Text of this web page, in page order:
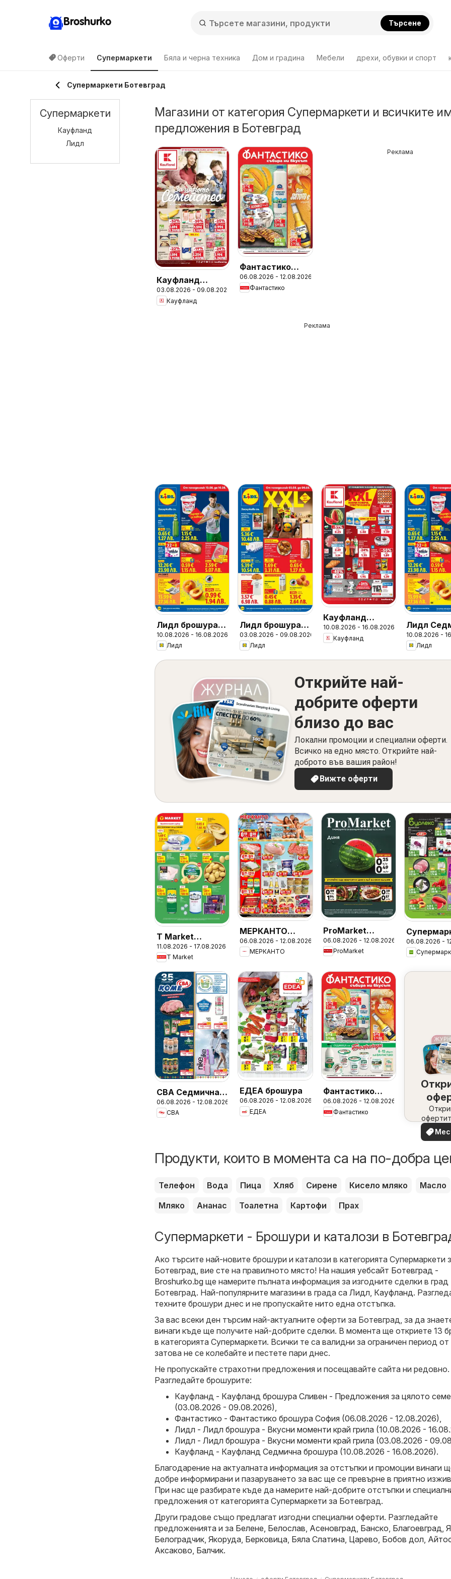
Broshurko Търсене
Оферти Супермаркети Бяла и черна техника Дом и градина Мебели дрехи, обувки и спорт
Супермаркети Ботевград
Магазини от категория Супермаркети и всичките
предложения в Ботевград
Кауфланд
брошура Сливен
- Предложения
03.08.2026 - 09.08.2026
Кауфланд
Фантастико
брошура София
06.08.2026 - 12.08.2026
Фантастико
Реклама
Реклама
Лидл брошура -
Вкусни моменти
край грила
10.08.2026 - 16.08.2026
Лидл
Лидл брошура -
Вкусни моменти
край грила
03.08.2026 - 09.08.2026
Лидл
Кауфланд
Седмична
брошура
10.08.2026 - 16.08.2026
Кауфланд
Лидл
брошура
10.08.2026 -
Лидл
Открийте най-
добрите оферти
близо до вас
Локални промоции и специални оферти.
Всичко на едно място. Открийте най-
доброто във вашия район!
Вижте оферти
T Market
Седмична
брошура
11.08.2026 - 17.08.2026
T Market
МЕРКАНТО
брошура
06.08.2026 - 12.08.2026
МЕРКАНТО
ProMarket
брошура
06.08.2026 - 12.08.2026
ProMarket
Бурлекс
брошура
06.08.2026 -
CBA Седмична
брошура
06.08.2026 - 12.08.2026
CBA
ЕДЕА брошура
06.08.2026 - 12.08.2026
ЕДЕА
Фантастико
Седмична
брошура
06.08.2026 - 12.08.2026
Фантастико
вашия
Продукти, които в момента са на по-добра
Телефон Вода Пица Хляб Сирене Кисело мляко
Масло
Мляко
Ананас Тоалетна Картофи Прах
Супермаркети - Брошури и каталози в
Ако търсите най-новите брошури и каталози в категорията Супермаркети
Ботевград, вие сте на правилното място! На нашия уебсайт Ботевград -
Broshurko.bg ще намерите пълната информация за изгодните сделки в град
Ботевград. Най-популярните магазини в града са Лидл Кауфланд.
техните брошури днес и не пропускайте нито една отстъпка.
За вас всеки ден търсим най-актуалните оферти за Ботевград, за да
винаги къде ще получите най-добрите сделки. В момента ще откриете 13
в категорията Супермаркети. Всички те са валидни за ограничен период от
затова не се колебайте и пестете пари днес.
Не пропускайте страхотни предложения и посещавайте сайта ни редовно.
Разгледайте брошурите:
Кауфланд - Кауфланд брошура Сливен - Предложения за цялото
(03.08.2026 - 09.08.2026)
Фантастико - Фантастико брошура София (06.08.2026 - 12.08.2026)
Лидл - Лидл брошура - Вкусни моменти край грила (10.08.2026 -
Лидл - Лидл брошура - Вкусни моменти край грила (03.08.2026 -
Кауфланд - Кауфланд Седмична брошура (10.08.2026 - 16.08.2026).
Благодарение на актуалната информация за отстъпки и промоции винаги
добре информирани и пазаруването за вас ще се превърне в приятно
При нас ще разбирате къде да намерите най-добрите отстъпки и
предложения от категорията Супермаркети за Ботевград.
Други градове също предлагат изгодни специални оферти. Разгледайте
предложенията и за Белене Белослав Асеновград Банско Благоевград
Белоградчик Якоруда Берковица Бяла Слатина Царево Бобов дол
Аксаково Балчик.
Супермаркети
Кауфланд
Лидл